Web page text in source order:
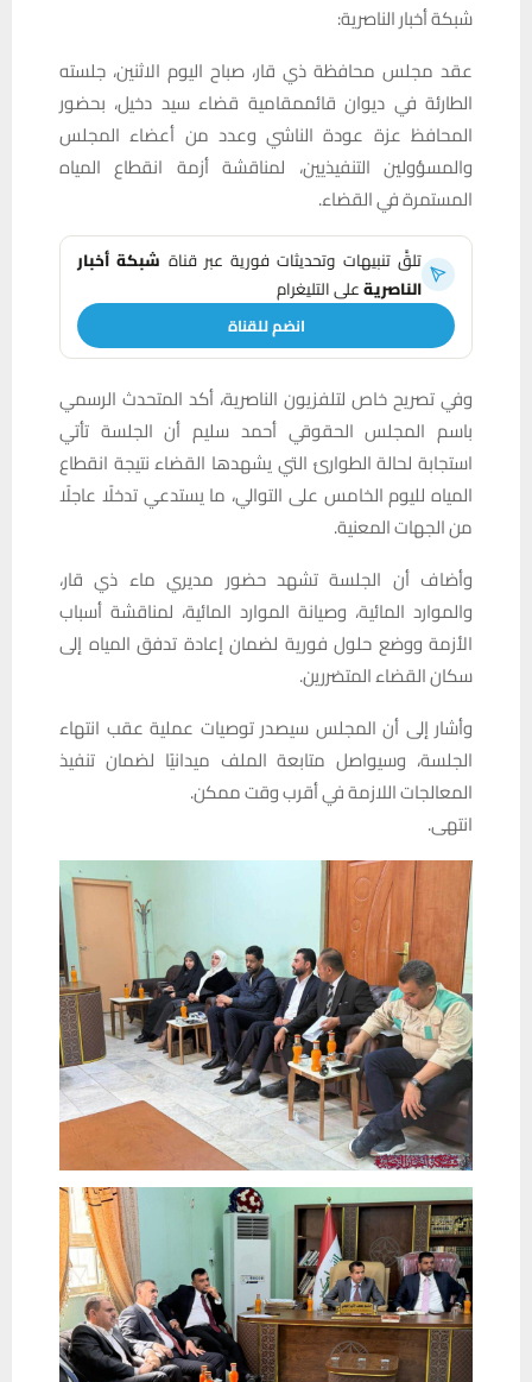
شبكة أخبار الناصرية:
عقد مجلس محافظة ذي قار، صباح اليوم الاثنين، جلسته
الطارئة في ديوان قائممقامية قضاء سيد دخيل، بحضور
المحافظ عزة عودة الناشي وعدد من أعضاء المجلس
والمسؤولين التنفيذيين، لمناقشة أزمة انقطاع المياه
المستمرة في القضاء.
تلقَّ تنبيهات وتحديثات فورية عبر قناة شبكة أخبار
الناصريةعلى التليغرام
انضم للقناة
وفي تصريح خاص لتلفزيون الناصرية، أكد المتحدث الرسمي
باسم المجلس الحقوقي أحمد سليم أن الجلسة تأتي
استجابة لحالة الطوارئ التي يشهدها القضاء نتيجة انقطاع
المياه لليوم الخامس على التوالي، ما يستدعي تدخلًا عاجلًا
من الجهات المعنية.
وأضاف أن الجلسة تشهد حضور مديري ماء ذي قار،
والموارد المائية، وصيانة الموارد المائية، لمناقشة أسباب
الأزمة ووضع حلول فورية لضمان إعادة تدفق المياه إلى
سكان القضاء المتضررين.
وأشار إلى أن المجلس سيصدر توصيات عملية عقب انتهاء
الجلسة، وسيواصل متابعة الملف ميدانيًا لضمان تنفيذ
المعالجات اللازمة في أقرب وقت ممكن.
انتهى.